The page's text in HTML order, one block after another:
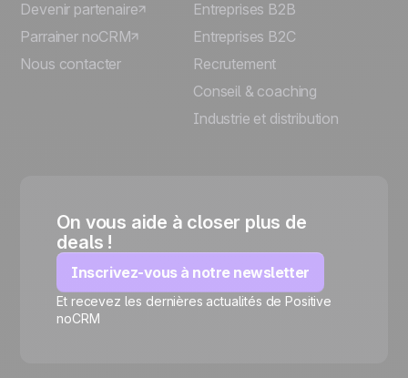
Devenir partenaire
Parrainer noCRM
Nous contacter
Entreprises B2B
Entreprises B2C
Recrutement
Conseil & coaching
Industrie et distribution
On vous aide à closer plus de
deals !
Inscrivez-vous à notre newsletter
Et recevez les dernières actualités de Positive
noCRM